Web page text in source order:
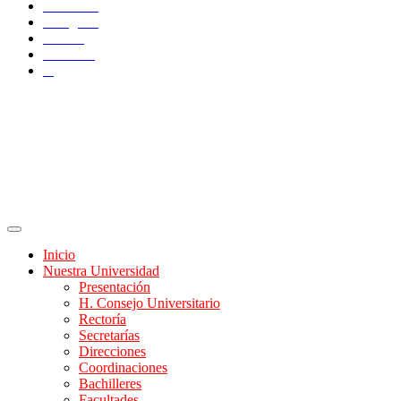
Inicio
Nuestra Universidad
Presentación
H. Consejo Universitario
Rectoría
Secretarías
Direcciones
Coordinaciones
Bachilleres